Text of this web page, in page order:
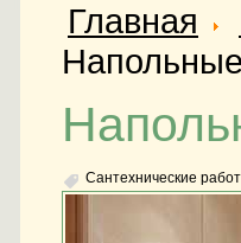
Главная
Сантехнические